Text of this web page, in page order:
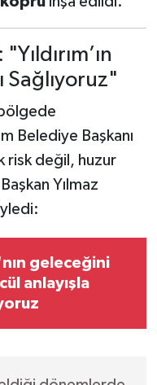
Sağlıyoruz"
bölgede
Belediye Başkanı
risk değil, huzur
Yılmaz
geleceğini
anlayışla